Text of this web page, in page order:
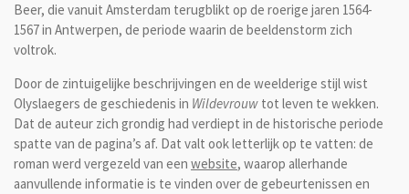
Beer, die vanuit Amsterdam terugblikt op de roerige jaren 1564-
1567 in Antwerpen, de periode waarin de beeldenstorm zich
voltrok.
Door de zintuigelijke beschrijvingen en de weelderige stijl wist
Olyslaegers de geschiedenis in Wildevrouw tot leven te wekken.
Dat de auteur zich grondig had verdiept in de historische periode
spatte van de pagina’s af. Dat valt ook letterlijk op te vatten: de
roman werd vergezeld van een website, waarop allerhande
aanvullende informatie is te vinden over de gebeurtenissen en